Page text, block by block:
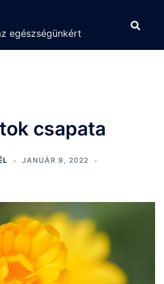
egészségünkért
csapata
JANUÁR 9, 2022